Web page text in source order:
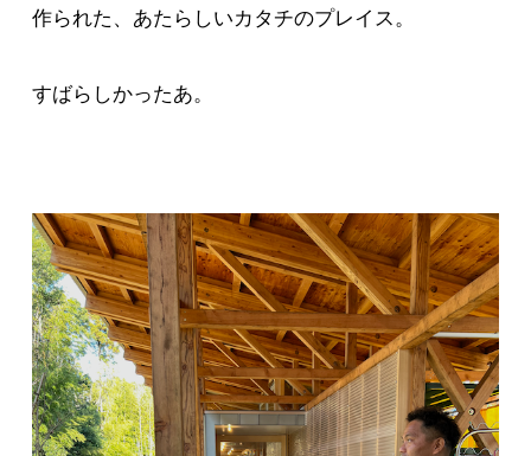
作られた、あたらしいカタチのプレイス。
すばらしかったあ。